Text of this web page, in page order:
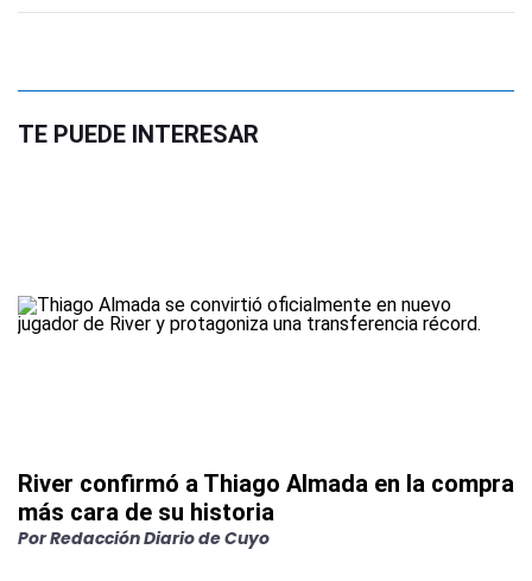
TE PUEDE INTERESAR
River confirmó a Thiago Almada en la compra
más cara de su historia
PorRedacción Diario de Cuyo